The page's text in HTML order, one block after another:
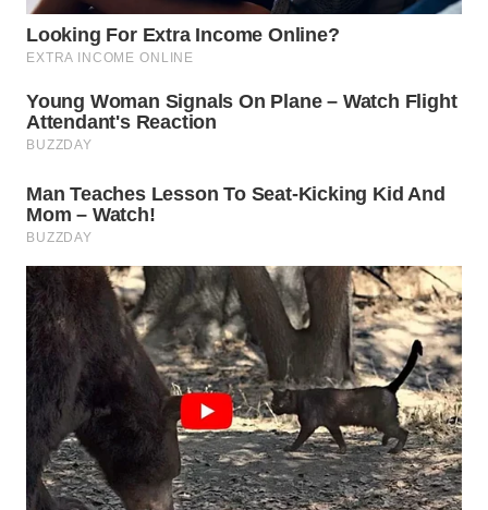
WN
TAPANULI
WN DELI
WN
TEBING
TINGGI
WN
PAKPAK
WN
KARAWANG
WN